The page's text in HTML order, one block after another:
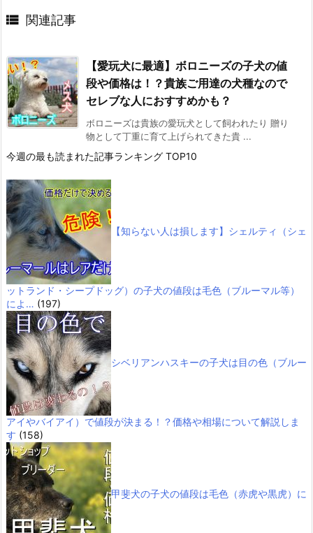
 関連記事
【愛玩犬に最適】ボロニーズの子犬の値
段や価格は！？貴族ご用達の犬種なので
セレブな人におすすめかも？
ボロニーズは貴族の愛玩犬として飼われたり 贈り
物として丁重に育て上げられてきた貴 ...
今週の最も読まれた記事ランキング TOP10
【知らない人は損します】シェルティ（シェ
ットランド・シープドッグ）の子犬の値段は毛色（ブルーマル等）
によ… (197)
シベリアンハスキーの子犬は目の色（ブルー
アイやバイアイ）で値段が決まる！？価格や相場について解説しま
す (158)
甲斐犬の子犬の値段は毛色（赤虎や黒虎）に